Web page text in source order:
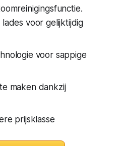
voor gelijktijdig
voor sappige
maken dankzij
prijsklasse